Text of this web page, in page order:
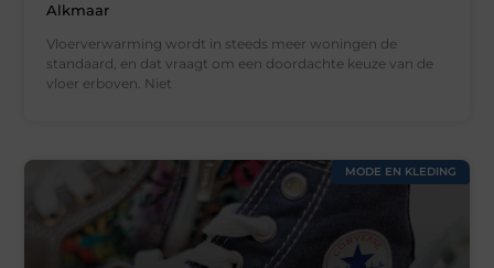
Alkmaar
Vloerverwarming wordt in steeds meer woningen de
standaard, en dat vraagt om een doordachte keuze van de
vloer erboven. Niet
MODE EN KLEDING